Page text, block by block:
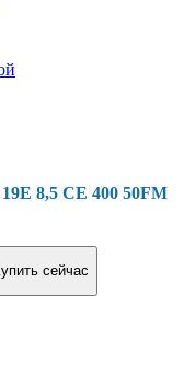
8,5 CE 400 50FM
сейчас